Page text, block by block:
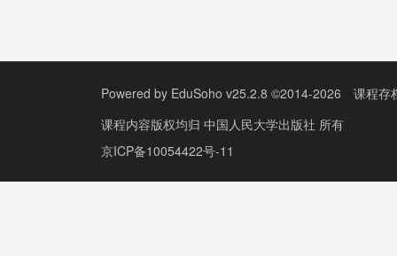
Powered by EduSoho v25.2.8 ©2014-2026
课程存
课程内容版权均归 中国人民大学出版社 所有
京ICP备10054422号-11